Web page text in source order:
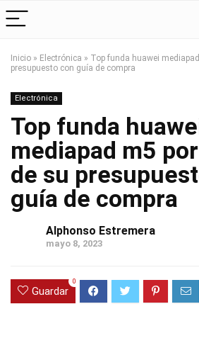
Inicio » Electrónica » Top funda huawei
presupuesto con guía de compra
Electrónica
Top funda
mediapad m5
de su
guía de compra
Alphonso Estremera
mayo 8, 2023
Guardar
0